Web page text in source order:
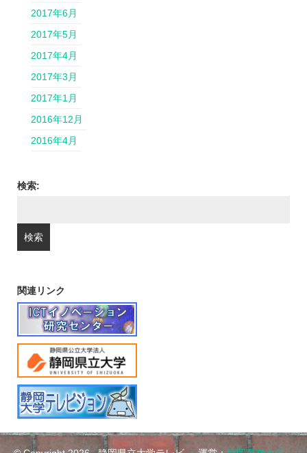
2017年6月
2017年5月
2017年4月
2017年3月
2017年1月
2016年12月
2016年4月
検索:
関連リンク